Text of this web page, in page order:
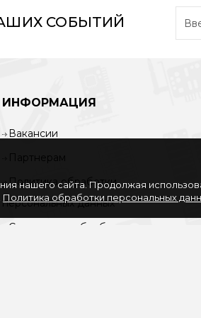
СОБЫТИЙ
ИНФОРМАЦИЯ
Вакансии
Партнерам
Политика обработки
персональных данных
Согласие на обработку
нашего сайта. Продолжая
Политика обработки персональных